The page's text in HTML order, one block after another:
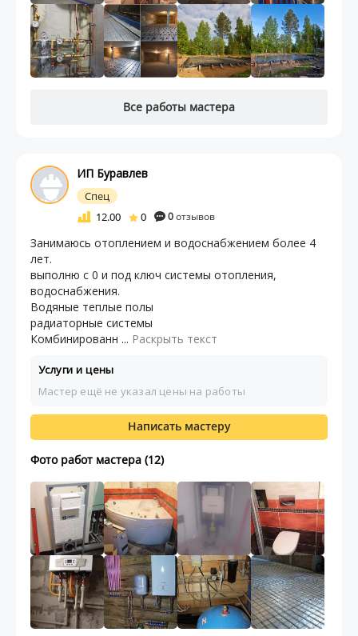
Все работы мастера
ИП Буравлев
Спец
12.00
0 0отзывов
Занимаюсь отоплением и водоснабжением более 4
лет.
выполню с 0 и под ключ системы отопления,
водоснабжения.
Водяные теплые полы
радиаторные системы
Комбинированн ... Раскрыть текст
Услуги и цены
Мастер ещё не указал цены на работы
Написать мастеру
Фото работ мастера (12)